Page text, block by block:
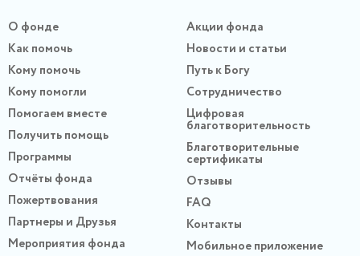
О фонде
Как помочь
Кому помочь
Кому помогли
Помогаем вместе
Получить помощь
Программы
Отчёты фонда
Пожертвования
Партнеры и Друзья
Мероприятия фонда
Акции фонда
Новости и статьи
Путь к Богу
Сотрудничество
Цифровая
благотворительность
Благотворительные
сертификаты
Отзывы
FAQ
Контакты
Мобильное приложение